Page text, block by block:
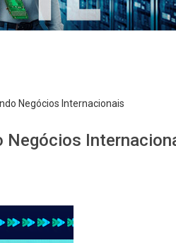
Negócios Internacionais
Negócios